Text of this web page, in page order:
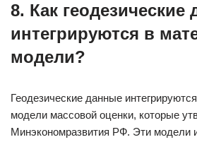
8. Как геодезические
интегрируются в
модели?
Геодезические данные
модели массовой оценки, которые
Минэкономразвития РФ. Эти модели